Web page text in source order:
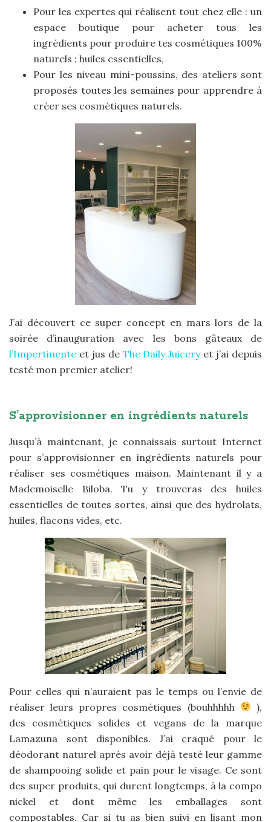
Pour les expertes qui réalisent tout chez elle : un
espace boutique pour acheter tous les
ingrédients pour produire tes cosmétiques 100%
naturels : huiles essentielles,
Pour les niveau mini-poussins, des ateliers sont
proposés toutes les semaines pour apprendre à
créer ses cosmétiques naturels.
J’ai découvert ce super concept en mars lors de la
soirée d’inauguration avec les bons gâteaux de
l’Impertinente et jus de The Daily Juicery et j’ai depuis
testé mon premier atelier!
S’approvisionner en ingrédients naturels
Jusqu’à maintenant, je connaissais surtout Internet
pour s’approvisionner en ingrédients naturels pour
réaliser ses cosmétiques maison. Maintenant il y a
Mademoiselle Biloba. Tu y trouveras des huiles
essentielles de toutes sortes, ainsi que des hydrolats,
huiles, flacons vides, etc.
Pour celles qui n’auraient pas le temps ou l’envie de
réaliser leurs propres cosmétiques (bouhhhhh
),
des cosmétiques solides et vegans de la marque
Lamazuna sont disponibles. J’ai craqué pour le
déodorant naturel après avoir déjà testé leur gamme
de shampooing solide et pain pour le visage. Ce sont
des super produits, qui durent longtemps, à la compo
nickel et dont même les emballages sont
compostables. Car si tu as bien suivi en lisant mon